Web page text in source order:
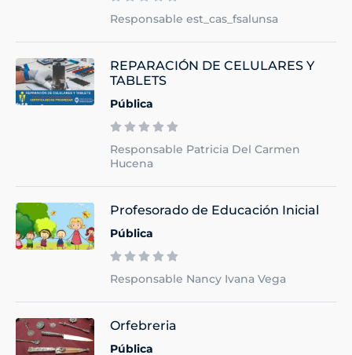
Responsable est_cas_fsalunsa
REPARACIÓN DE CELULARES Y
TABLETS
Pública
Responsable Patricia Del Carmen
Hucena
Profesorado de Educación Inicial
Pública
Responsable Nancy Ivana Vega
Orfebreria
Pública